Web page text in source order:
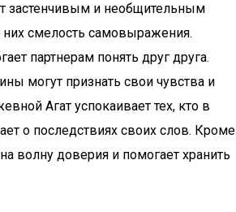
застенчивым и необщительным
смелость самовыражения.
партнерам понять друг друга.
могут признать свои чувства и
Агат успокаивает тех, кто в
о последствиях своих слов. Кроме
волну доверия и помогает хранить